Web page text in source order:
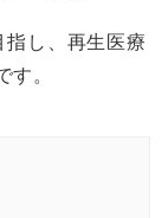
指し、再生医療
。